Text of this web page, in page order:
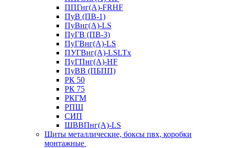
ППГнг(А)-FRHF
ПуВ (ПВ-1)
ПуВнг(А)-LS
ПуГВ (ПВ-3)
ПуГВнг(А)-LS
ПУГВнг(А)-LSLTx
ПуГПнг(А)-HF
ПуВВ (ПБПП)
РК 50
РК 75
РКГМ
РПШ
СИП
ШВВПнг(А)-LS
Щиты металлические, боксы пвх, коробки
монтажные